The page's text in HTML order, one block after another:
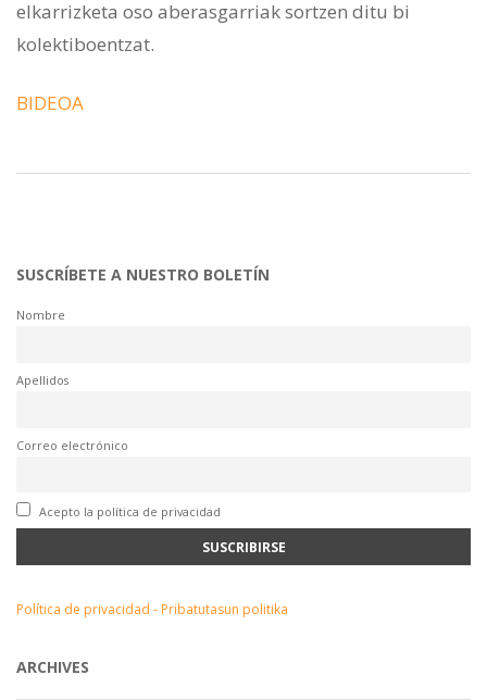
elkarrizketa oso aberasgarriak sortzen ditu bi
kolektiboentzat.
BIDEOA
SUSCRÍBETE A NUESTRO BOLETÍN
Nombre
Apellidos
Correo electrónico
Acepto la política de privacidad
Política de privacidad - Pribatutasun politika
ARCHIVES